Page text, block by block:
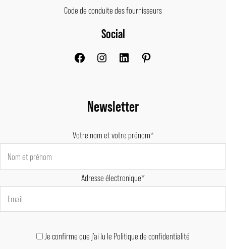
Code de conduite des fournisseurs
Social
FacebookInstagram
Newsletter
Votre nom et votre prénom*
Adresse électronique*
Je confirme que j'ai lu le Politique de confidentialité